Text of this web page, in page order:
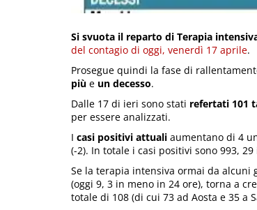
Si svuota il reparto di Terapia
del contagio di oggi, venerdì 17 aprile.
Prosegue quindi la fase di
più e un decesso.
Dalle 17 di ieri sono stati refertati 101
per essere analizzati.
I casi positivi attuali aumentano di 4
(-2). In totale i casi positivi sono 993,
Se la terapia intensiva ormai da
(oggi 9, 3 in meno in 24 ore), torna a
totale di 108 (di cui 73 ad Aosta e 35 a